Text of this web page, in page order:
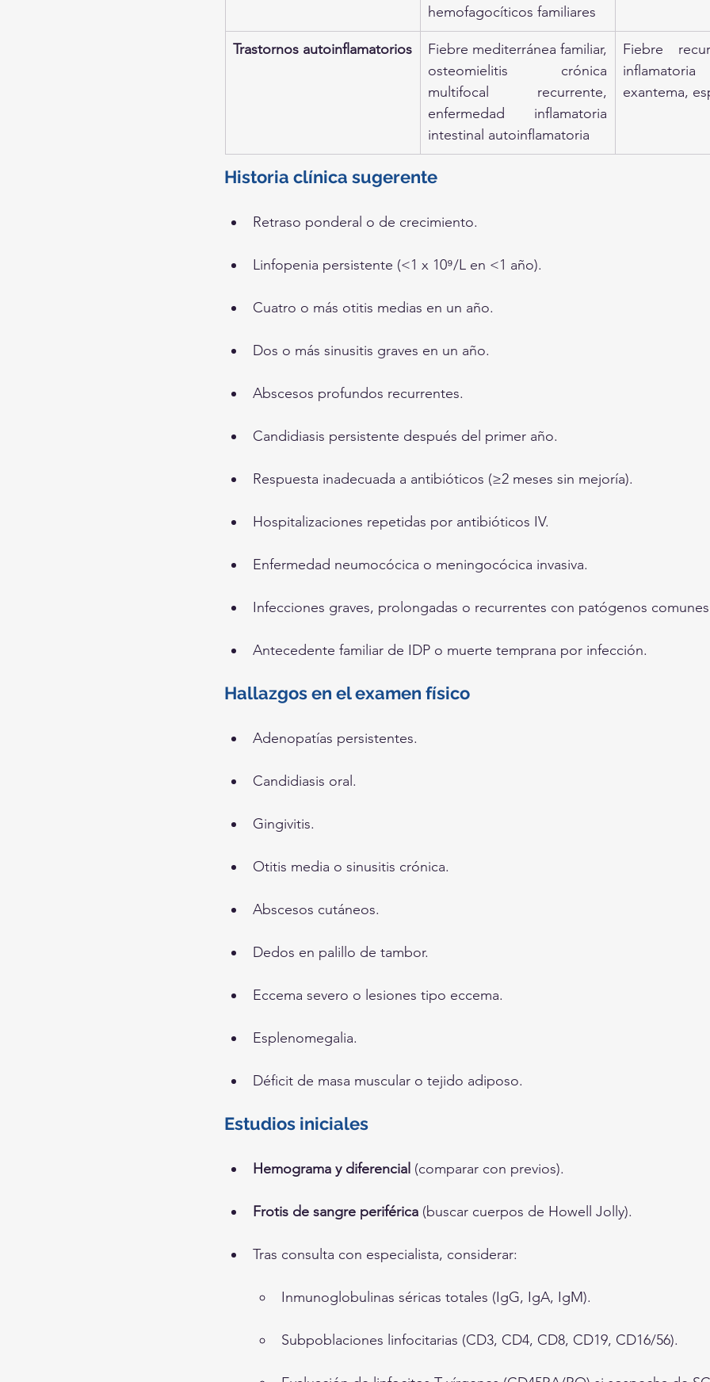
hemofagocíticos familiares
Trastornos autoinflamatorios
Fiebre mediterránea familiar,
osteomielitis crónica
multifocal recurrente,
enfermedad inflamatoria
intestinal autoinflamatoria
Fiebre
exantema,
Historia clínica sugerente
Retraso ponderal o de crecimiento.
Linfopenia persistente (<1 x 10⁹/L en <1 año).
Cuatro o más otitis medias en un año.
Dos o más sinusitis graves en un año.
Abscesos profundos recurrentes.
Candidiasis persistente después del primer año.
Respuesta inadecuada a antibióticos (≥2 meses sin mejoría).
Hospitalizaciones repetidas por antibióticos IV.
Enfermedad neumocócica o meningocócica invasiva.
Infecciones graves, prolongadas o recurrentes con patógenos
Antecedente familiar de IDP o muerte temprana por infección.
Hallazgos en el examen físico
Adenopatías persistentes.
Candidiasis oral.
Gingivitis.
Otitis media o sinusitis crónica.
Abscesos cutáneos.
Dedos en palillo de tambor.
Eccema severo o lesiones tipo eccema.
Esplenomegalia.
Déficit de masa muscular o tejido adiposo.
Estudios iniciales
Hemograma y diferencial (comparar con previos).
Frotis de sangre periférica (buscar cuerpos de Howell Jolly).
Tras consulta con especialista, considerar:
Inmunoglobulinas séricas totales (IgG, IgA, IgM).
Subpoblaciones linfocitarias (CD3, CD4, CD8, CD19, CD16/56).